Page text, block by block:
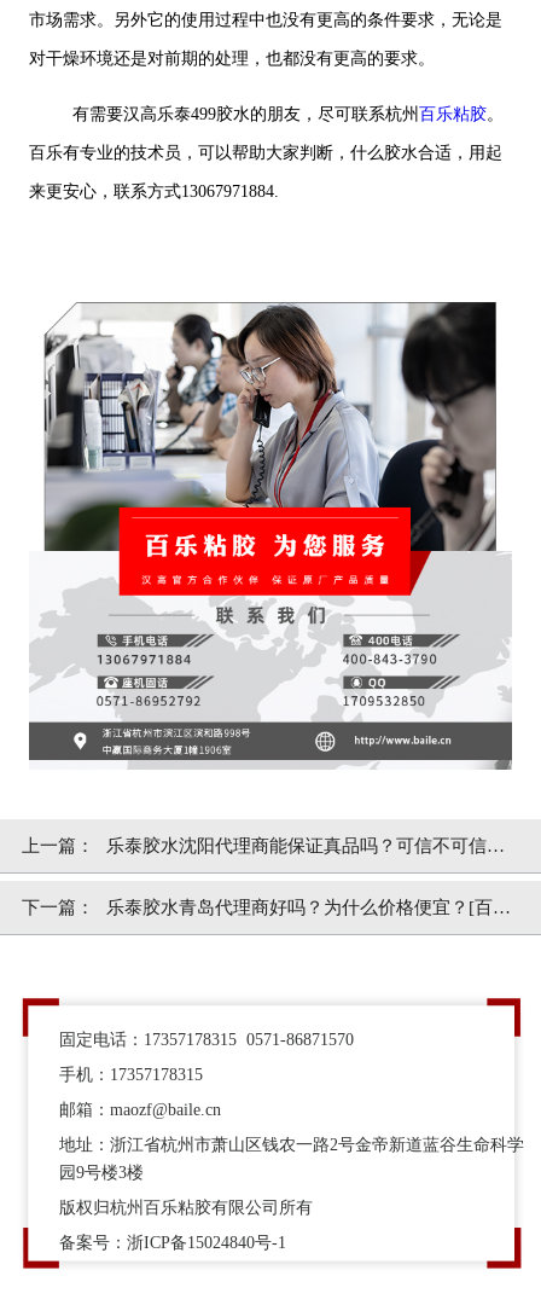
市场需求。另外它的使用过程中也没有更高的条件要求，无论是
对干燥环境还是对前期的处理，也都没有更高的要求。
有需要汉高乐泰499胶水的朋友，尽可联系杭州 百乐粘胶。
百乐有专业的技术员，可以帮助大家判断，什么胶水合适，用起
来更安心，联系方式13067971884.
上一篇： 乐泰胶水沈阳代理商能保证真品吗？可信不可信
呢？[百乐粘胶]
下一篇： 乐泰胶水青岛代理商好吗？为什么价格便宜？[百乐
固定电话：17357178315 0571-86871570
手机：17357178315
邮箱：maozf@baile.cn
地址：浙江省杭州市萧山区钱农一路2号金帝新道蓝谷生命科学
园9号楼3楼
版权归杭州百乐粘胶有限公司所有
备案号：浙ICP备15024840号-1